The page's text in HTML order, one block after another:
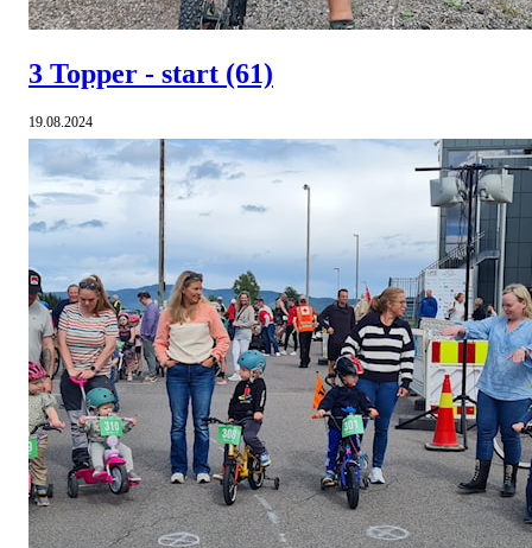
3 Topper - start (61)
19.08.2024